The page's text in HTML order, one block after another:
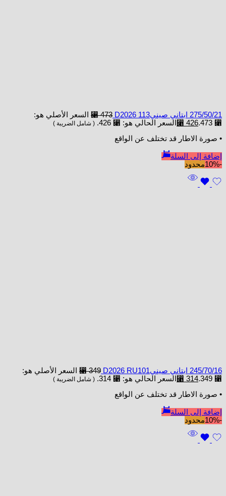
275/50/21 ابتاني صينيD2026 113 ⃁473
السعر الأصلي هو:
⃁ 473.
⃁ 426 السعر الحالي هو: ⃁ 426. ( شامل الضريبة )
• صورة الاطار قد تختلف عن الواقع
إضافة إلى السلة
-10%
محدود
245/70/16 ابتاني صينيD2026 RU101 ⃁349
السعر الأصلي هو:
⃁ 349.
⃁ 314 السعر الحالي هو: ⃁ 314. ( شامل الضريبة )
• صورة الاطار قد تختلف عن الواقع
إضافة إلى السلة
-10%
محدود